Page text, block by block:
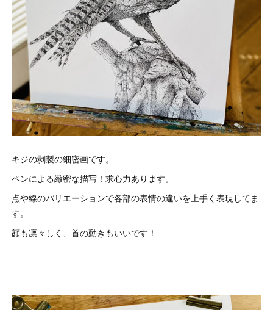
キジの剥製の細密画です。
ペンによる緻密な描写！求心力あります。
点や線のバリエーションで各部の表情の違いを上手く表現してま
す。
顔も凛々しく、首の動きもいいです！